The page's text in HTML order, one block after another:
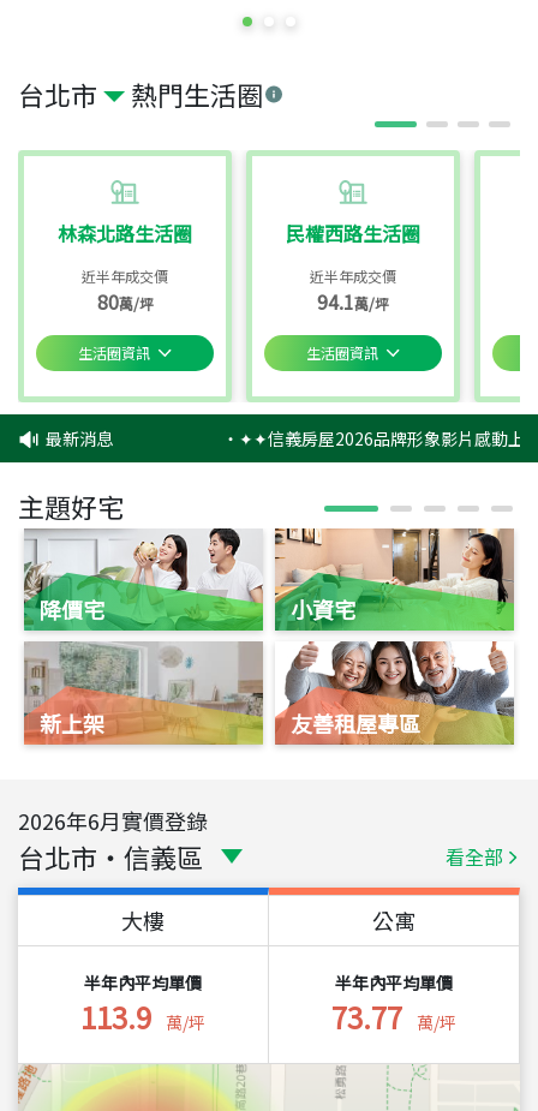
台北市 熱門生活圈
林森北路生活圈
近半年成交價
80萬/坪
生活圈資訊
民權西路生活圈
近半年成交價
94.1萬/坪
生活圈資訊
最新消息 ‧✦✦信義房屋2026品牌形象影片感動上
主題好宅
降價宅
新上架
小資宅
友善租屋專區
2026年6月實價登錄
台北市 ・ 信義區 看全部
大樓
半年內平均單價
113.9 萬/坪
公寓
半年內平均單價
73.77 萬/坪